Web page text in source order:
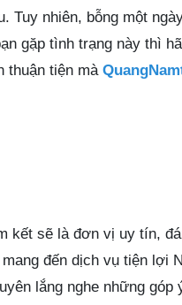
Tuy nhiên, bỗng một
gặp tình trạng này thì
thuận tiện mà
kết sẽ là đơn vị uy tín,
đến dịch vụ tiện lợi
lắng nghe những góp